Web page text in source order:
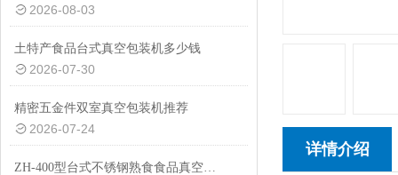
2026-08-03
土特产食品台式真空包装机多少钱
2026-07-30
精密五金件双室真空包装机推荐
2026-07-24
ZH-400型台式不锈钢熟食食品真空包装机设备
详情介绍